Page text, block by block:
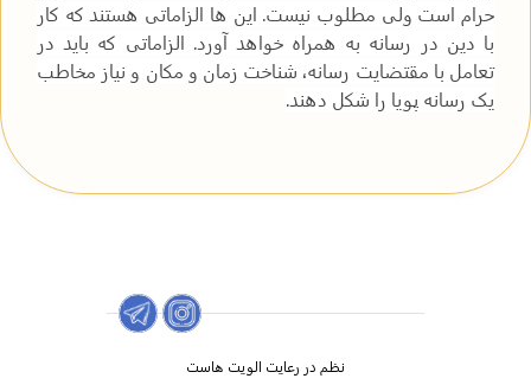
حرام است ولی مطلوب نیست. این ها الزاماتی هستند که کار
با دین در رسانه به همراه خواهد آورد. الزاماتی که باید در
تعامل با مقتضایت رسانه، شناخت زمان و مکان و نیاز مخاطب
یک رسانه پویا را شکل دهند.
نظم در رعایت الویت هاست